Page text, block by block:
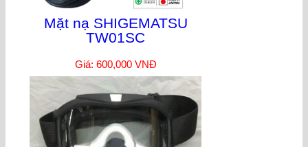
Mặt nạ SHIGEMATSU
TW01SC
Giá: 600,000 VNĐ